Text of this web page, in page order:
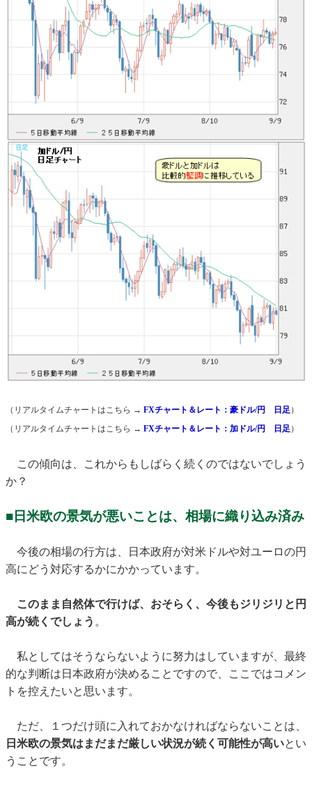
（リアルタイムチャートはこちら → FXチャート＆レート：豪ドル/円 日足）
（リアルタイムチャートはこちら → FXチャート＆レート：加ドル/円 日足）
この傾向は、これからもしばらく続くのではないでしょう
か？
■日米欧の景気が悪いことは、相場に織り込み済み
今後の相場の行方は、日本政府が対米ドルや対ユーロの円
高にどう対応するかにかかっています。
このまま自然体で行けば、おそらく、今後もジリジリと円
高が続くでしょう 。
私としてはそうならないように努力はしていますが、最終
的な判断は日本政府が決めることですので、ここではコメン
トを控えたいと思います。
ただ、１つだけ頭に入れておかなければならないことは、
日米欧の景気はまだまだ厳しい状況が続く可能性が高いとい
うことです。